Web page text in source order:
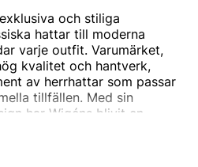
och stiliga
hattar till moderna
varje outfit. Varumärket,
kvalitet och hantverk,
av herrhattar som passar
tillfällen. Med sin
har Wigéns blivit en
en sofistikerad touch